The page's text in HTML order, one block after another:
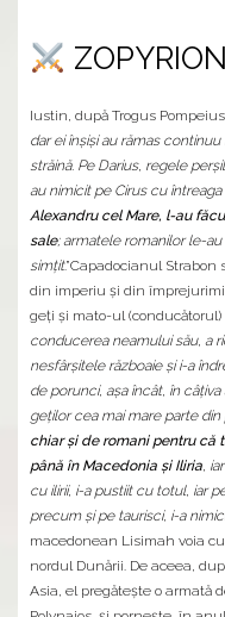
ZOPYRION
Iustin, după Trogus
dar ei înșiși au rămas
străină. Pe Darius, regele
au nimicit pe Cirus cu întreaga
Alexandru cel Mare, l-au
sale; armatele romanilor le-
simțit.”Capadocianul
din imperiu și din
geţi şi mato-ul (conducătorul)
conducerea neamului său, a
nesfârșitele războaie și i-a
de porunci, așa încât, în
geților cea mai mare parte
chiar și de romani pentru că
până în Macedonia și Iliria,
cu ilirii, i-a pustiit cu totul, iar
precum și pe taurisci, i-a
macedonean Lisimah voia
nordul Dunării. De aceea,
Asia, el pregătește o armată